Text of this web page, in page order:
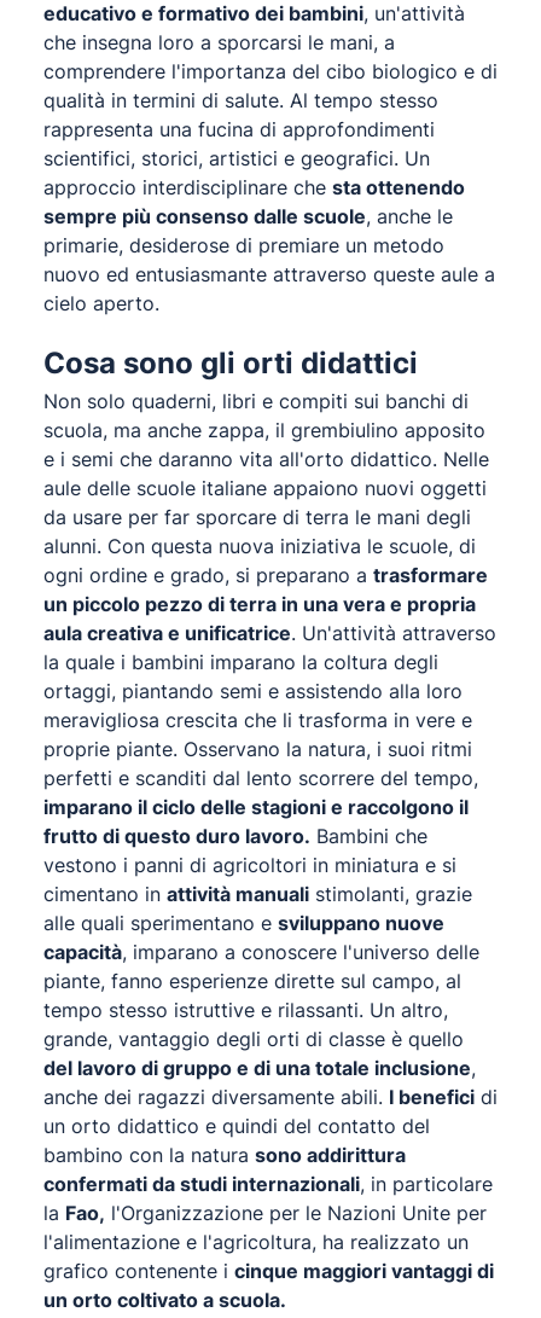
educativo e formativo dei bambini, un'attività
che insegna loro a sporcarsi le mani, a
comprendere l'importanza del cibo biologico e di
qualità in termini di salute. Al tempo stesso
rappresenta una fucina di approfondimenti
scientifici, storici, artistici e geografici. Un
approccio interdisciplinare che sta ottenendo
sempre più consenso dalle scuole, anche le
primarie, desiderose di premiare un metodo
nuovo ed entusiasmante attraverso queste aule a
cielo aperto.
Cosa sono gli orti didattici
Non solo quaderni, libri e compiti sui banchi di
scuola, ma anche zappa, il grembiulino apposito
e i semi che daranno vita all'orto didattico. Nelle
aule delle scuole italiane appaiono nuovi oggetti
da usare per far sporcare di terra le mani degli
alunni. Con questa nuova iniziativa le scuole, di
ogni ordine e grado, si preparano a trasformare
un piccolo pezzo di terra in una vera e propria
aula creativa e unificatrice. Un'attività attraverso
la quale i bambini imparano la coltura degli
ortaggi, piantando semi e assistendo alla loro
meravigliosa crescita che li trasforma in vere e
proprie piante. Osservano la natura, i suoi ritmi
perfetti e scanditi dal lento scorrere del tempo,
imparano il ciclo delle stagioni e raccolgono il
frutto di questo duro lavoro. Bambini che
vestono i panni di agricoltori in miniatura e si
cimentano in attività manuali stimolanti, grazie
alle quali sperimentano e sviluppano nuove
capacità, imparano a conoscere l'universo delle
piante, fanno esperienze dirette sul campo, al
tempo stesso istruttive e rilassanti. Un altro,
grande, vantaggio degli orti di classe è quello
del lavoro di gruppo e di una totale inclusione,
anche dei ragazzi diversamente abili. I benefici di
un orto didattico e quindi del contatto del
bambino con la natura sono addirittura
confermati da studi internazionali, in particolare
la Fao, l'Organizzazione per le Nazioni Unite per
l'alimentazione e l'agricoltura, ha realizzato un
grafico contenente i cinque maggiori vantaggi di
un orto coltivato a scuola.